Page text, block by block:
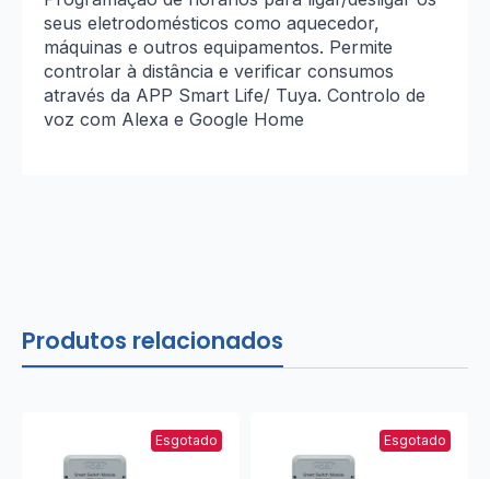
seus eletrodomésticos como aquecedor,
máquinas e outros equipamentos. Permite
controlar à distância e verificar consumos
através da APP Smart Life/ Tuya. Controlo de
voz com Alexa e Google Home
Produtos relacionados
Esgotado Esgotado